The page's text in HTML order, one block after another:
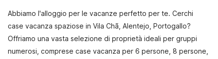
Abbiamo l'alloggio per le vacanze perfetto per te. Cerchi
case vacanza spaziose in Vila Chã, Alentejo, Portogallo?
Offriamo una vasta selezione di proprietà ideali per gruppi
numerosi, comprese case vacanza per 6 persone, 8 persone,